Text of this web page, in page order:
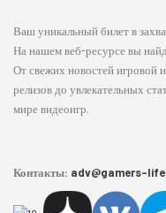
Ваш уникальный билет в
На нашем веб-ресурсе вы
От свежих новостей игровой
релизов до увлекательных
мире видеоигр.
Контакты: adv@gamers-